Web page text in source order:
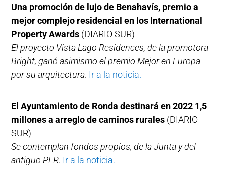
Una promoción de lujo de Benahavís, premio a
mejor complejo residencial en los International
Property Awards (DIARIO SUR)
El proyecto Vista Lago Residences, de la promotora
Bright, ganó asimismo el premio Mejor en Europa
por su arquitectura. Ir a la noticia.
El Ayuntamiento de Ronda destinará en 2022 1,5
millones a arreglo de caminos rurales (DIARIO
SUR)
Se contemplan fondos propios, de la Junta y del
antiguo PER. Ir a la noticia.